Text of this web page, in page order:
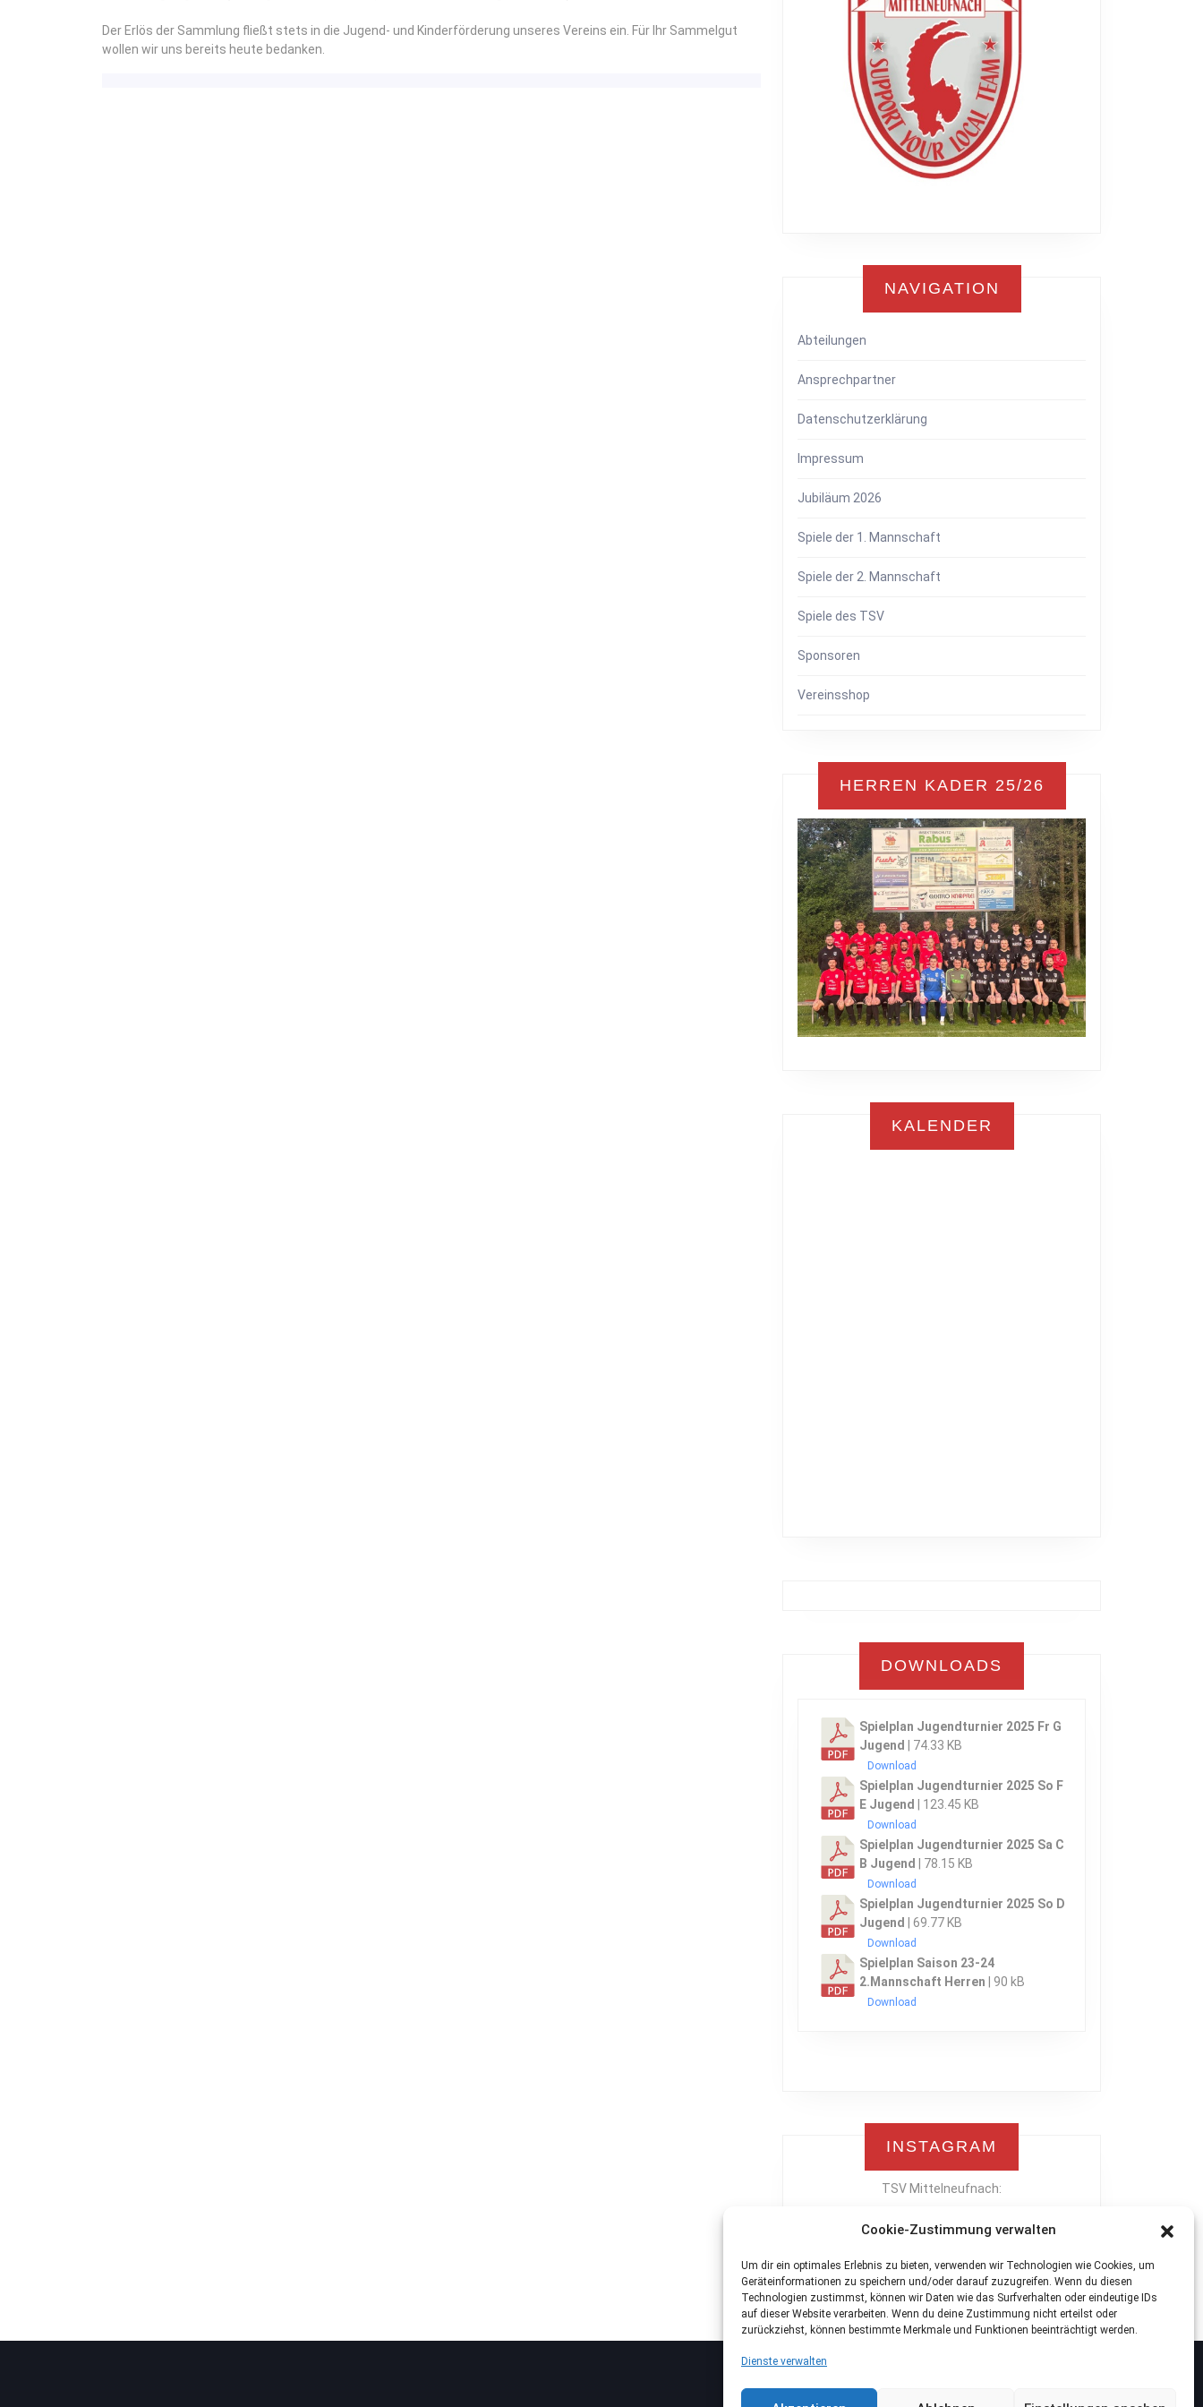
Cookie-Zustimmung verwalten
Um dir ein optimales Erlebnis zu bieten, verwenden wir Technologien wie Cookies, um
Geräteinformationen zu speichern und/oder darauf zuzugreifen. Wenn du diesen
Technologien zustimmst, können wir Daten wie das Surfverhalten oder eindeutige IDs
auf dieser Website verarbeiten. Wenn du deine Zustimmung nicht erteilst oder
zurückziehst, können bestimmte Merkmale und Funktionen beeinträchtigt werden.
Dienste verwalten
Der Erlös der Sammlung fließt stets in die Jugend- und Kinderförderung unseres Vereins ein. Für Ihr Sammelgut
wollen wir uns bereits heute bedanken.
NAVIGATION
Abteilungen
Ansprechpartner
Datenschutzerklärung
Impressum
Jubiläum 2026
Spiele der 1. Mannschaft
Spiele der 2. Mannschaft
Spiele des TSV
Sponsoren
Vereinsshop
HERREN KADER 25/26
KALENDER
DOWNLOADS
Spielplan Jugendturnier 2025 Fr G
Jugend
| 74.33 KB
Download
Spielplan Jugendturnier 2025 So F
E Jugend
| 123.45 KB
Download
Spielplan Jugendturnier 2025 Sa C
B Jugend
| 78.15 KB
Download
Spielplan Jugendturnier 2025 So D
Jugend
| 69.77 KB
Download
Spielplan Saison 23-24
2.Mannschaft Herren | 90 kB
Download
INSTAGRAM
TSV Mittelneufnach: